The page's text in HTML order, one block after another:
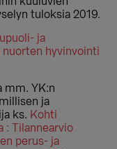
tuloksia 2019.
ja
hyvinvointi
mm. YK:n
ja
ks. Kohti
: Tilannearvio
perus- ja